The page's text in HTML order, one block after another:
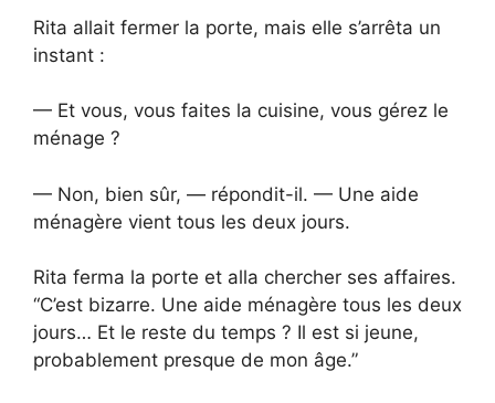
Rita allait fermer la porte, mais elle s’arrêta un
instant :
— Et vous, vous faites la cuisine, vous gérez le
ménage ?
— Non, bien sûr, — répondit-il. — Une aide
ménagère vient tous les deux jours.
Rita ferma la porte et alla chercher ses affaires.
“C’est bizarre. Une aide ménagère tous les deux
jours… Et le reste du temps ? Il est si jeune,
probablement presque de mon âge.”